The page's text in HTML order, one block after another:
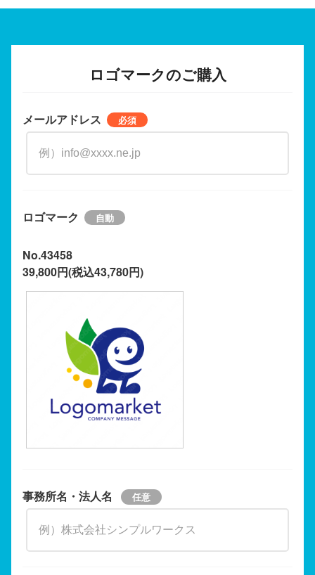
ロゴマークのご購入
メールアドレス
ロゴマーク
No.43458
39,800円(税込43,780円)
事務所名・法人名